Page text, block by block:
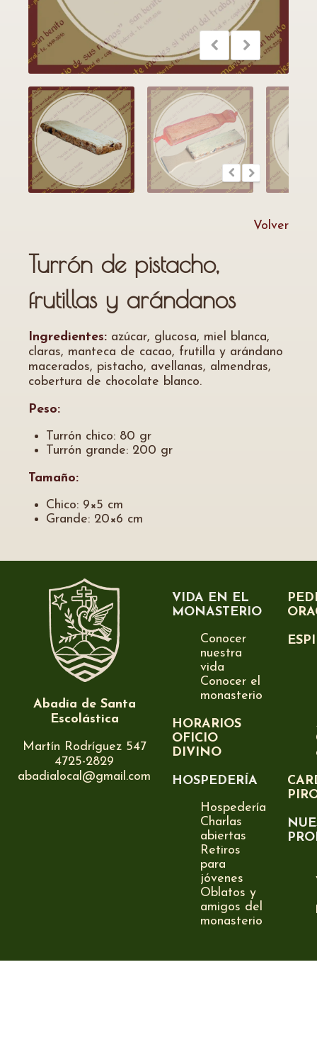
Volver
Turrón de pistacho,
frutillas y arándanos
Ingredientes: azúcar, glucosa, miel blanca,
claras, manteca de cacao, frutilla y arándano
macerados, pistacho, avellanas, almendras,
cobertura de chocolate blanco.
Peso:
Turrón chico: 80 gr
Turrón grande: 200 gr
Tamaño:
Chico: 9×5 cm
Grande: 20×6 cm
Abadía de Santa
Escolástica
Martín Rodríguez 547
4725-2829
abadialocal@gmail.com
VIDA EN EL
MONASTERIO
Conocer
nuestra
vida
Conocer el
monasterio
HORARIOS
OFICIO
DIVINO
HOSPEDERÍA
Hospedería
Charlas
abiertas
Retiros
para
jóvenes
Oblatos y
amigos del
monasterio